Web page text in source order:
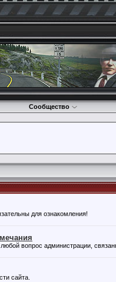
Сообщество
для ознакомления!
вопрос администрации,
сайта.